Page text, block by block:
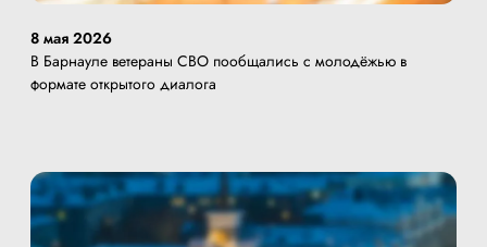
8 мая 2026
В Барнауле ветераны СВО пообщались с молодёжью в
формате открытого диалога